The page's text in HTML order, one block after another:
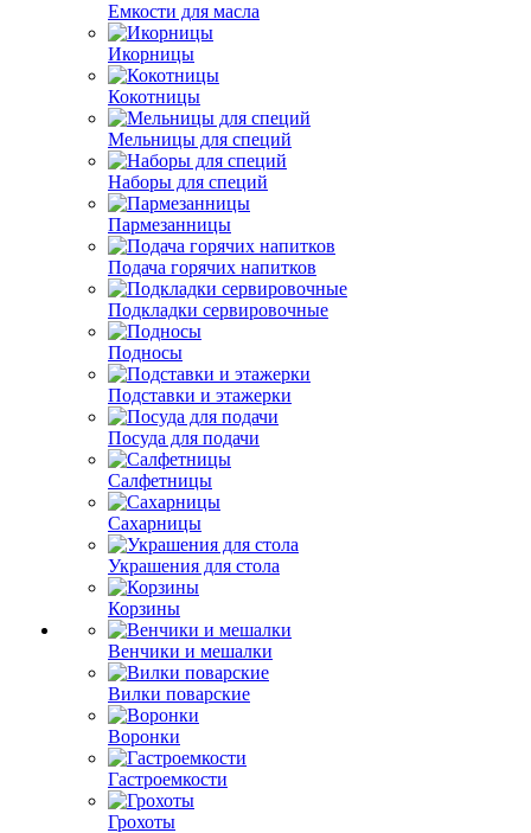
Емкости для масла
Икорницы
Кокотницы
Мельницы для специй
Наборы для специй
Пармезанницы
Подача горячих напитков
Подкладки сервировочные
Подносы
Подставки и этажерки
Посуда для подачи
Салфетницы
Сахарницы
Украшения для стола
Корзины
Венчики и мешалки
Вилки поварские
Воронки
Гастроемкости
Грохоты